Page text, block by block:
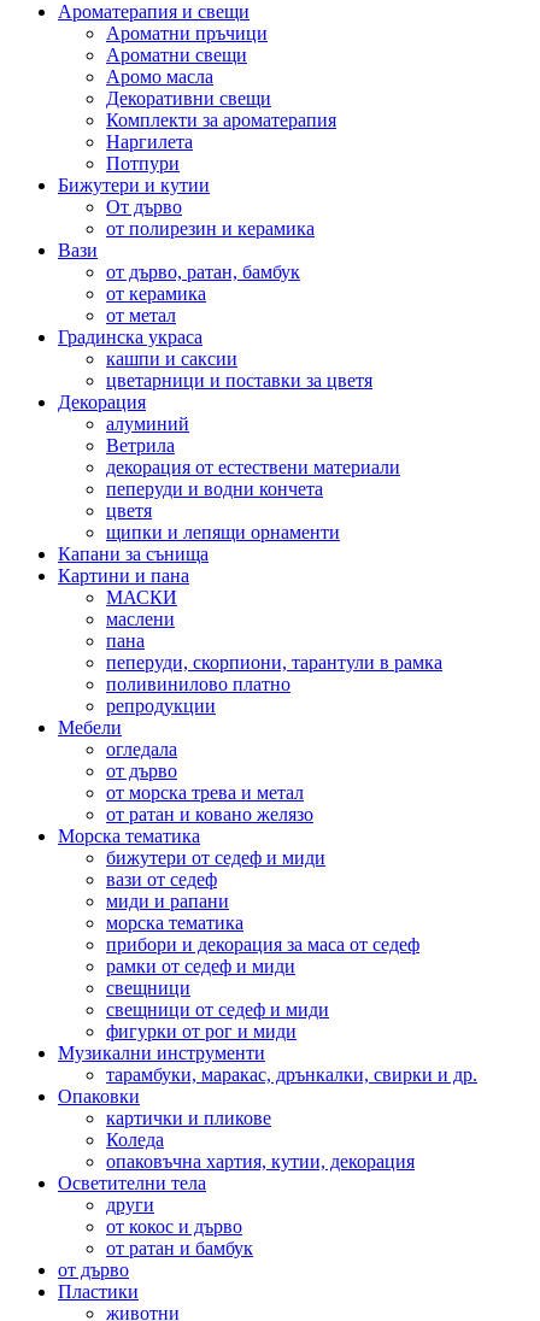
Ароматерапия и свещи
Ароматни пръчици
Ароматни свещи
Аромо масла
Декоративни свещи
Комплекти за ароматерапия
Наргилета
Потпури
Бижутери и кутии
От дърво
от полирезин и керамика
Вази
от дърво, ратан, бамбук
от керамика
от метал
Градинска украса
кашпи и саксии
цветарници и поставки за цветя
Декорация
алуминий
Ветрила
декорация от естествени материали
пеперуди и водни кончета
цветя
щипки и лепящи орнаменти
Капани за сънища
Картини и пана
МАСКИ
маслени
пана
пеперуди, скорпиони, тарантули в рамка
поливинилово платно
репродукции
Мебели
огледала
от дърво
от морска трева и метал
от ратан и ковано желязо
Морска тематика
бижутери от седеф и миди
вази от седеф
миди и рапани
морска тематика
прибори и декорация за маса от седеф
рамки от седеф и миди
свещници
свещници от седеф и миди
фигурки от рог и миди
Музикални инструменти
тарамбуки, маракас, дрънкалки, свирки и др.
Опаковки
картички и пликове
Коледа
опаковъчна хартия, кутии, декорация
Осветителни тела
други
от кокос и дърво
от ратан и бамбук
от дърво
Пластики
животни